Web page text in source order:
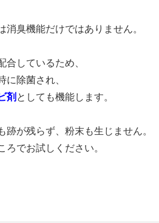
消臭機能だけではありません。
合しているため、
に除菌され、
剤 としても機能します。
跡が残らず、粉末も生じません。
ろでお試しください。